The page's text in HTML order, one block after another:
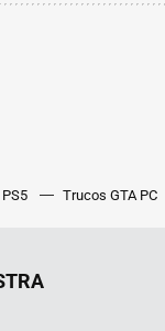
Trucos GTA PC